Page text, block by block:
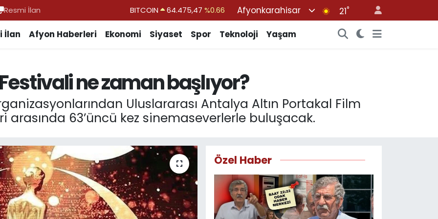
Resmi İlan DOLAR 47,5971 %0.05
BİST100 13.703%0
BITCOIN
64.475,47 %0.66
Afyonkarahisar 21°
İlan Afyon Haberleri Ekonomi Siyaset Spor Teknoloji Yaşam
ne zaman başlıyor?
Uluslararası Antalya Altın Portakal Film
arasında 63’üncü kez sinemaseverlerle buluşacak.
Özel Haber